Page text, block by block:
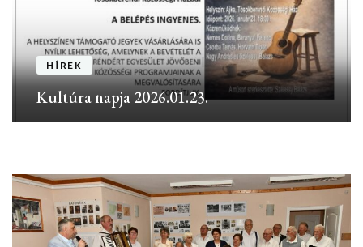
HÍREK
Kultúra napja 2026.01.23.